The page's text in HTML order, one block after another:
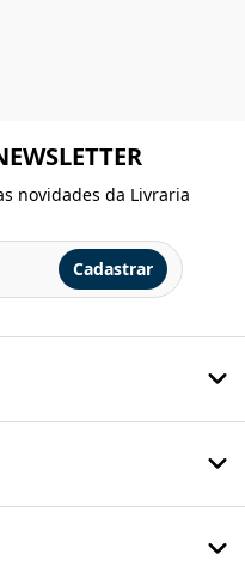
novidades da Livraria
Cadastrar